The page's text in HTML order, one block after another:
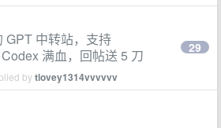
GPT 中转站，支持
满血，回帖送 5 刀
bytlovey1314vvvvvv
29